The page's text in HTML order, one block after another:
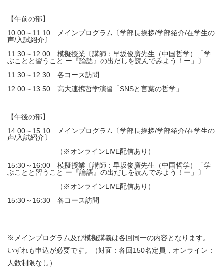
【午前の部】
10:00～11:10 メインプログラム〔学部長挨拶/学部紹介/在学生の
声/入試紹介〕
11:30～12:00 模擬授業〔講師：早坂俊廣先生（中国哲学）「学
ぶことと習うこと ー『論語』の出だしを読んでみよう！ー 」〕
11:30～12:30 各コース訪問
12:00～13:50 高大連携哲学演習「SNSと言葉の哲学 」
【午後の部】
14:00～15:10 メインプログラム〔学部長挨拶/学部紹介/在学生の
声/入試紹介〕
（※オンラインLIVE配信あり）
15:30～16:00 模擬授業〔講師： 早坂俊廣先生（中国哲学）「学
ぶことと習うこと ー『論語』の出だしを読んでみよう！ー 」〕
（※オンラインLIVE配信あり）
15:30～16:30 各コース訪問
※メインプログラム及び模擬講義は各回同一の内容となります。
いずれも申込が必要です。（対面：各回150名定員，オンライン：
人数制限なし）